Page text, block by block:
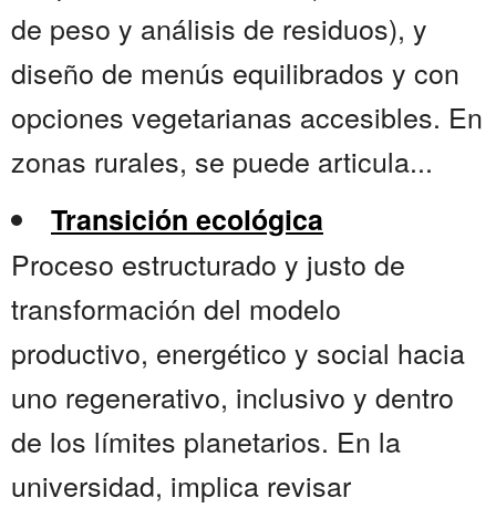
de peso y análisis de residuos), y
diseño de menús equilibrados y con
opciones vegetarianas accesibles. En
zonas rurales, se puede articula...
Transición ecológica
Proceso estructurado y justo de
transformación del modelo
productivo, energético y social hacia
uno regenerativo, inclusivo y dentro
de los límites planetarios. En la
universidad, implica revisar